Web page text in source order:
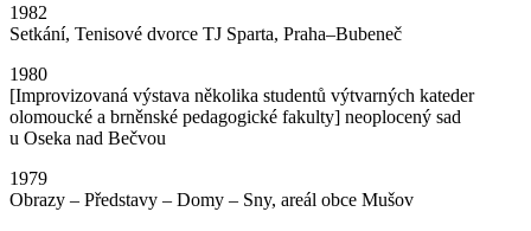
1982
Setkání, Tenisové dvorce TJ Sparta, Praha–Bubeneč
1980
[Improvizovaná výstava několika studentů výtvarných kateder
olomoucké a brněnské pedagogické fakulty] neoplocený sad
u Oseka nad Bečvou
1979
Obrazy – Představy – Domy – Sny, areál obce Mušov